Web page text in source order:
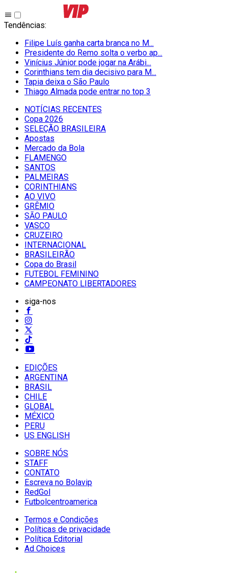
Tendências:
Filipe Luís ganha carta branca no M...
Presidente do Remo solta o verbo ap...
Vinícius Júnior pode jogar na Arábi...
Corinthians tem dia decisivo para M...
Tapia deixa o São Paulo
Thiago Almada pode entrar no top 3
NOTÍCIAS RECENTES
Copa 2026
SELEÇÃO BRASILEIRA
Apostas
Mercado da Bola
FLAMENGO
SANTOS
PALMEIRAS
CORINTHIANS
AO VIVO
GRÊMIO
SĀO PAULO
VASCO
CRUZEIRO
INTERNACIONAL
BRASILEIRÃO
Copa do Brasil
FUTEBOL FEMININO
CAMPEONATO LIBERTADORES
siga-nos
EDIÇÕES
ARGENTINA
BRASIL
CHILE
GLOBAL
MÉXICO
PERU
US ENGLISH
SOBRE NÓS
STAFF
CONTATO
Escreva no Bolavip
RedGol
Futbolcentroamerica
Termos e Condições
Políticas de privacidade
Política Editorial
Ad Choices